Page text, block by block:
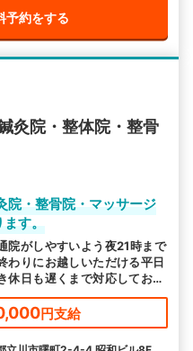
予約をする
灸院・整体院・整骨
院・整骨院・マッサージ
ます。
院がしやすいよう夜21時まで
わりにお越しいただける平日
休日も遅くまで対応しており
円支給